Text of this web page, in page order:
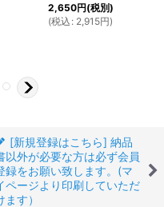
2,650円(税別)
(税込 : 2,915円)
[新規登録はこちら] 納品
以外が必要な方は必ず会員
録をお願い致します。(マ
ページより印刷していただ
ます）